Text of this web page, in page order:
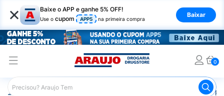
× Baixe o APP e ganhe 5% OFF!
Use o cupom APP5 na primeira compra
Baixar
0
Araujo Maquiagem Cola